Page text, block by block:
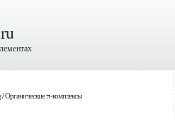
/ Органические π-комплексы